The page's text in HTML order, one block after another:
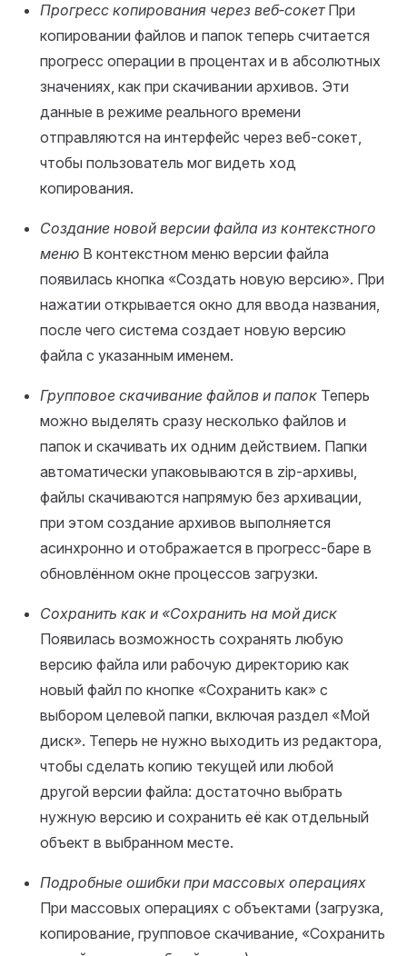
Прогресс копирования через веб‑сокетПри
копировании файлов и папок теперь считается
прогресс операции в процентах и в абсолютных
значениях, как при скачивании архивов. Эти
данные в режиме реального времени
отправляются на интерфейс через веб‑сокет,
чтобы пользователь мог видеть ход
копирования.
Создание новой версии файла из контекстного
меню В контекстном меню версии файла
появилась кнопка «Создать новую версию». При
нажатии открывается окно для ввода названия,
после чего система создает новую версию
файла с указанным именем.
Групповое скачивание файлов и папок Теперь
можно выделять сразу несколько файлов и
папок и скачивать их одним действием. Папки
автоматически упаковываются в zip‑архивы,
файлы скачиваются напрямую без архивации,
при этом создание архивов выполняется
асинхронно и отображается в прогресс‑баре в
обновлённом окне процессов загрузки.
Сохранить как и «Сохранить на мой диск
Появилась возможность сохранять любую
версию файла или рабочую директорию как
новый файл по кнопке «Сохранить как» с
выбором целевой папки, включая раздел «Мой
диск». Теперь не нужно выходить из редактора,
чтобы сделать копию текущей или любой
другой версии файла: достаточно выбрать
нужную версию и сохранить её как отдельный
объект в выбранном месте.
Подробные ошибки при массовых операциях
При массовых операциях с объектами (загрузка,
копирование, групповое скачивание, «Сохранить